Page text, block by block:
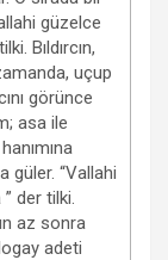
güzelce
Bıldırcın,
uçup
görünce
asa ile
güler. “Vallahi
der tilki.
az sonra
adeti